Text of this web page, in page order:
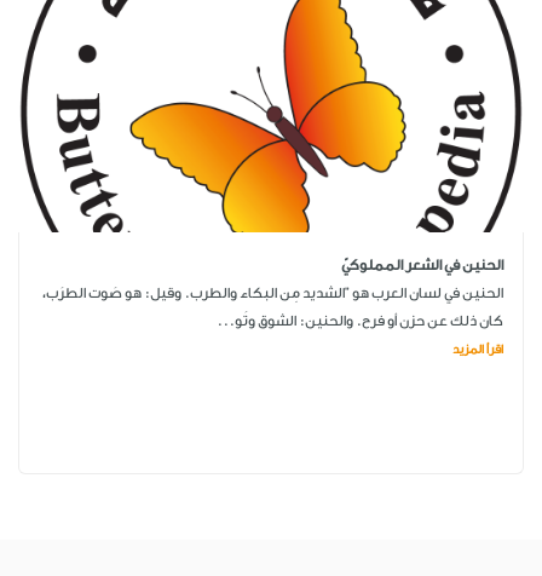
الحنين في الشعر المملوكيّ
الحنين في لسان العرب هو "الشديد مِن البكاء والطرب. وقيل: هو صَوت الطرَب،
كان ذلك عن حزن أو فرح. والحنين: الشوق وتَو...
اقرأ المزيد